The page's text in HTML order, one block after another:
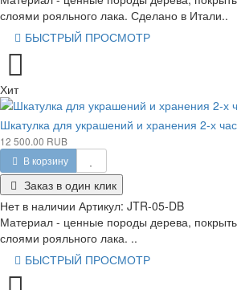
слоями рояльного лака. Сделано в Итали..
БЫСТРЫЙ ПРОСМОТР
Хит
Шкатулка для украшений и хранения 2-х
12 500.00 RUB
В корзину
Заказ в один клик
Нет в наличии Артикул: JTR-05-DB
Материал - ценные породы дерева,
слоями рояльного лака. ..
БЫСТРЫЙ ПРОСМОТР